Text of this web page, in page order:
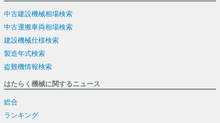
中古建設機械相場検索
中古運搬車両相場検索
建設機械仕様検索
製造年式検索
盗難機情報検索
はたらく機械に関するニュース
総合
ランキング